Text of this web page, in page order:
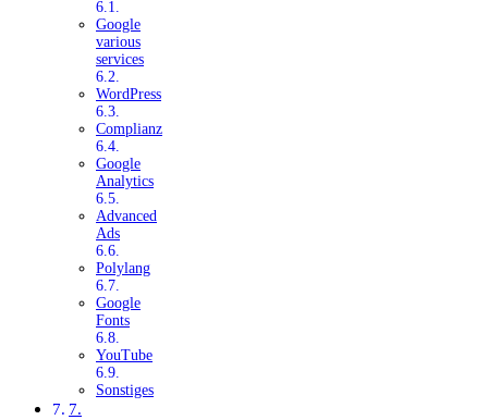
Google
various
services
WordPress
Complianz
Google
Analytics
Advanced
Ads
Polylang
Google
Fonts
YouTube
Sonstiges
7.